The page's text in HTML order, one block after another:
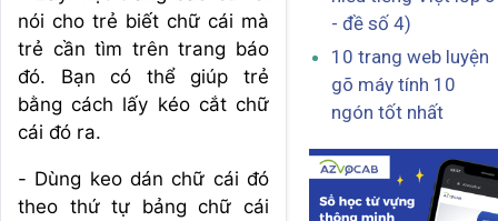
nói cho trẻ biết chữ cái mà
trẻ cần tìm trên trang báo
đó. Bạn có thể giúp trẻ
bằng cách lấy kéo cắt chữ
cái đó ra.
- Dùng keo dán chữ cái đó
theo thứ tự bảng chữ cái
- đề số 4)
10 trang web luyện
gõ máy tính 10
ngón tốt nhất